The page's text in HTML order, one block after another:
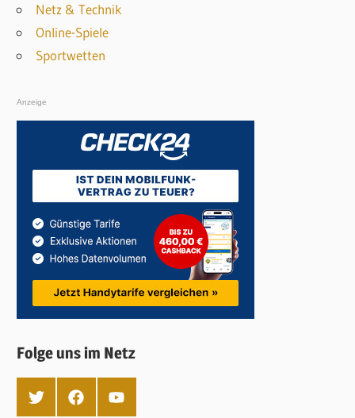
Netz & Technik
Online-Spiele
Sportwetten
Anzeige
Folge uns im Netz
T
w
F
a
Y